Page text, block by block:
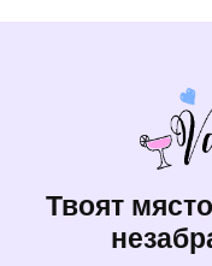
Твоят